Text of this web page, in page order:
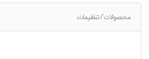
محصولات/تنظیمات